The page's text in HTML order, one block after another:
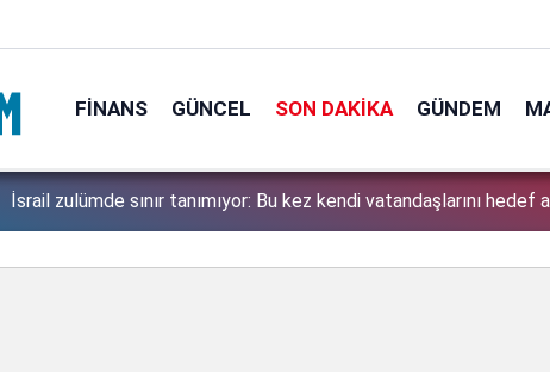
FINANS GÜNCEL SON DAKIKA GÜNDEM
Erken tatil rezervasyonu mağdurları için Ticaret bakanlığından
iade zorunlu!